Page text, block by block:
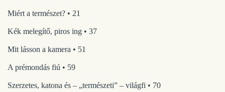
Miért a természet? • 21
Kék melegítő, piros ing • 37
Mit lásson a kamera • 51
A prémondás fiú • 59
Szerzetes, katona és – „természeti” – világfi • 70